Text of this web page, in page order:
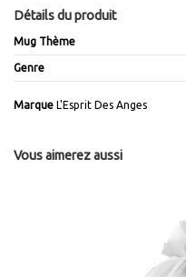
Détails du produit
Mug Thème
Genre
Marque L'Esprit Des Anges
Vous aimerez aussi